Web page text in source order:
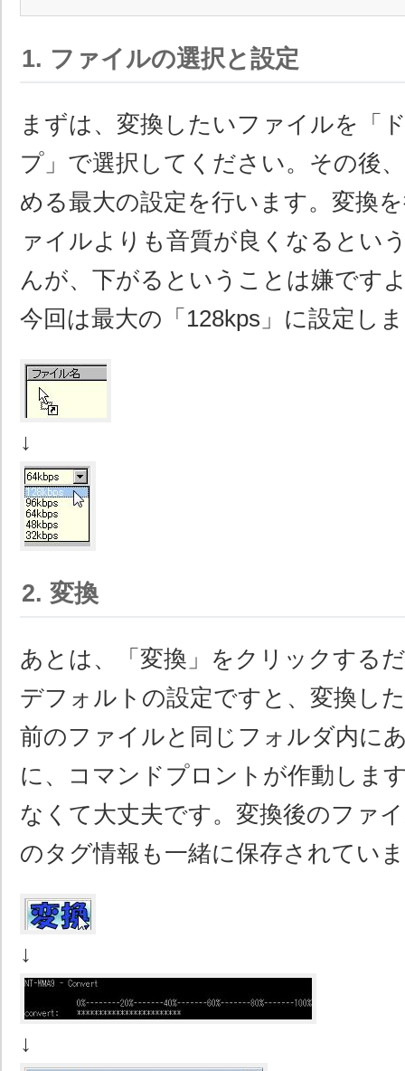
1. ファイルの選択と設定
まずは、変換したいファイルを「
プ」で選択してください。その後
める最大の設定を行います。変換
ァイルよりも音質が良くなるとい
んが、下がるということは嫌です
今回は最大の「128kps」に設定し
↓
2. 変換
あとは、「変換」をクリックする
デフォルトの設定ですと、変換し
前のファイルと同じフォルダ内に
に、コマンドプロントが作動しま
なくて大丈夫です。変換後のファ
のタグ情報も一緒に保存されてい
↓
↓